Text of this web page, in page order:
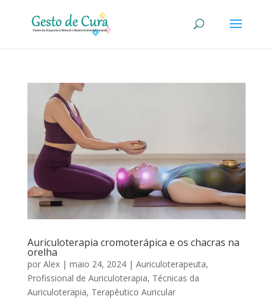
Auriculoterapia cromoterápica e os chacras na
orelha
por Alex| maio 24, 2024| Auriculoterapeuta,
Profissional de Auriculoterapia, Técnicas da
Auriculoterapia, Terapêutico Auricular